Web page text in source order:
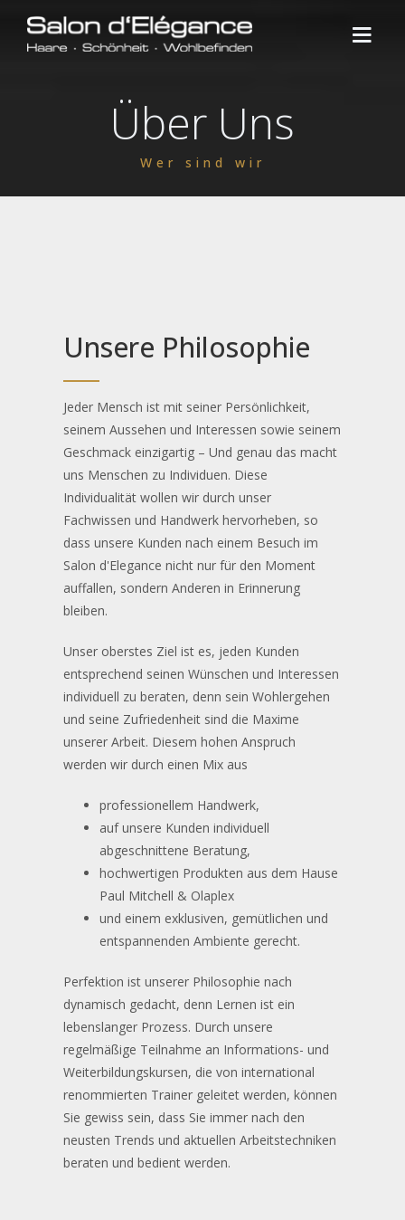
Über Uns
Wer sind wir
Unsere Philosophie
Jeder Mensch ist mit seiner Persönlichkeit,
seinem Aussehen und Interessen sowie seinem
Geschmack einzigartig – Und genau das macht
uns Menschen zu Individuen. Diese
Individualität wollen wir durch unser
Fachwissen und Handwerk hervorheben, so
dass unsere Kunden nach einem Besuch im
Salon d'Elegance nicht nur für den Moment
auffallen, sondern Anderen in Erinnerung
bleiben.
Unser oberstes Ziel ist es, jeden Kunden
entsprechend seinen Wünschen und Interessen
individuell zu beraten, denn sein Wohlergehen
und seine Zufriedenheit sind die Maxime
unserer Arbeit. Diesem hohen Anspruch
werden wir durch einen Mix aus
professionellem Handwerk,
auf unsere Kunden individuell
abgeschnittene Beratung,
hochwertigen Produkten aus dem Hause
Paul Mitchell & Olaplex
und einem exklusiven, gemütlichen und
entspannenden Ambiente gerecht.
Perfektion ist unserer Philosophie nach
dynamisch gedacht, denn Lernen ist ein
lebenslanger Prozess. Durch unsere
regelmäßige Teilnahme an Informations- und
Weiterbildungskursen, die von international
renommierten Trainer geleitet werden, können
Sie gewiss sein, dass Sie immer nach den
neusten Trends und aktuellen Arbeitstechniken
beraten und bedient werden.